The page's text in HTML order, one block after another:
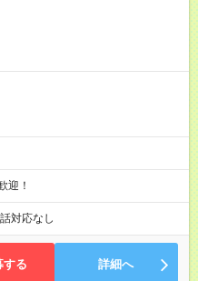
迎！
対応なし
する 詳細へ